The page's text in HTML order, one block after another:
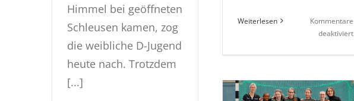
Himmel bei geöffneten
Schleusen kamen, zog
die weibliche D-Jugend
heute nach. Trotzdem
[...]
Weiterlesen
Kommentare
deaktiviert